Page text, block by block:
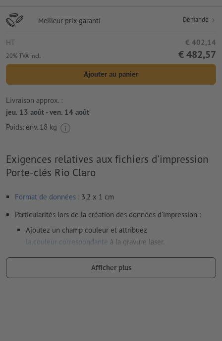
Meilleur prix garanti Demande
HT € 402,14
20% TVA incl. € 482,57
Ajouter au panier
Livraison approx. :
jeu. 13 août - ven. 14 août
Poids: env. 18 kg
Exigences relatives aux fichiers d'impression
Porte-clés Rio Claro
Format de données : 3,2 x 1 cm
Particularités lors de la création des données d'impression :
Ajoutez un champ couleur et attribuez
la couleur correspondante à la gravure laser.
dénomination du champ couleur : „Laser“
Afficher plus